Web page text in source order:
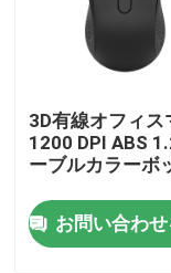
工場 ツアー
品質管理
連絡 ください
3D有線オフィス
1200 DPI ABS
ーブルカラーボ
お問い合わ